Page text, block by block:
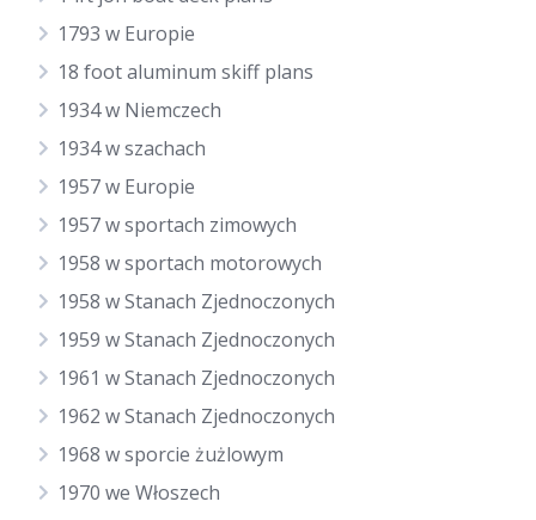
1793 w Europie
18 foot aluminum skiff plans
1934 w Niemczech
1934 w szachach
1957 w Europie
1957 w sportach zimowych
1958 w sportach motorowych
1958 w Stanach Zjednoczonych
1959 w Stanach Zjednoczonych
1961 w Stanach Zjednoczonych
1962 w Stanach Zjednoczonych
1968 w sporcie żużlowym
1970 we Włoszech